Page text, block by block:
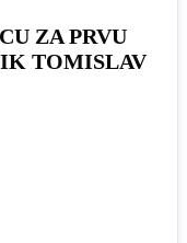
ZA PRVU
TOMISLAV